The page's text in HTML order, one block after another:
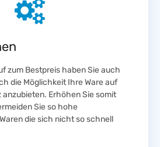
zum Bestpreis haben Sie auch
die Möglichkeit Ihre Ware auf
anzubieten. Erhöhen Sie somit
Sie so hohe
die sich nicht so schnell